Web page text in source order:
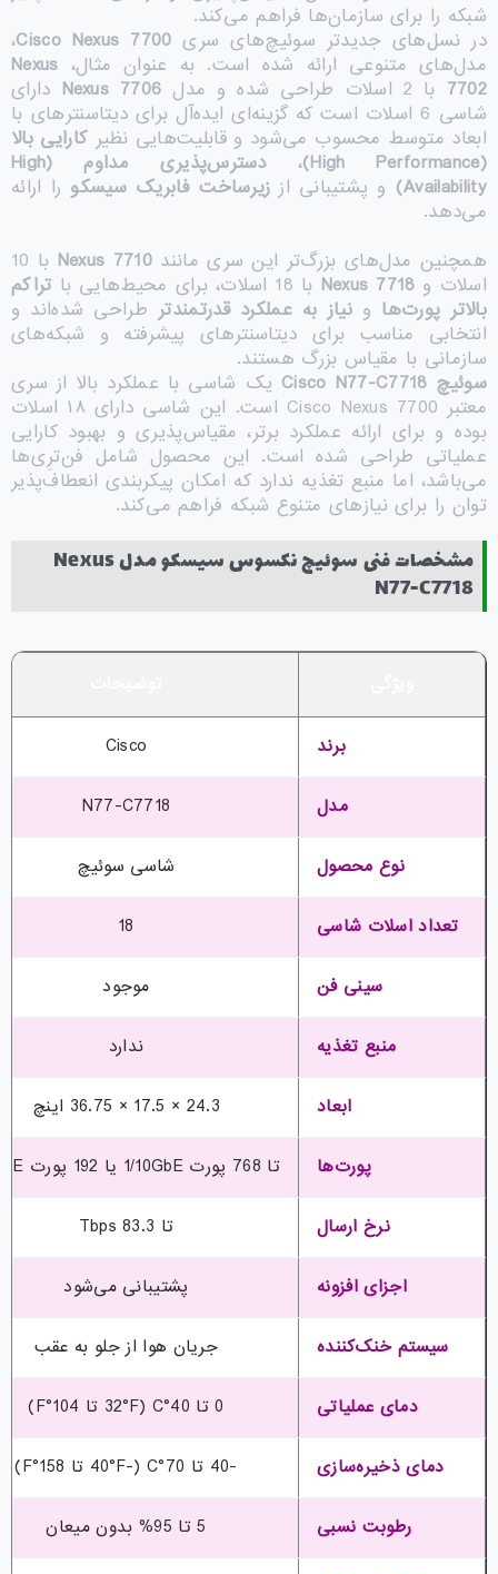
شبکه را برای سازمان‌ها فراهم می‌کند.
در نسل‌های جدیدتر سوئیچ‌های سری Cisco Nexus 7700،
مدل‌های متنوعی ارائه شده است. به عنوان مثال، Nexus
7702 با 2 اسلات طراحی شده و مدل Nexus 7706 دارای
شاسی 6 اسلات است که گزینه‌ای ایده‌آل برای دیتاسنترهای با
ابعاد متوسط محسوب می‌شود و قابلیت‌هایی نظیر کارایی بالا
(High Performance)
،دسترس‌پذیری مداوم
(High
Availability)
و پشتیبانی از زیرساخت فابریک سیسکو را ارائه
می‌دهد.
همچنین مدل‌های بزرگ‌تر این سری مانند Nexus 7710
با 10
اسلات و Nexus 7718 با 18 اسلات، برای محیط‌هایی با
تراکم
بالاتر پورت‌ها ونیاز به عملکرد قدرتمندتر طراحی شده‌اند و
انتخابی مناسب برای دیتاسنترهای پیشرفته و شبکه‌های
سازمانی با مقیاس بزرگ هستند.
سوئیچ Cisco N77-C7718
یک شاسی با عملکرد بالا از سری
معتبر Cisco Nexus 7700 است. این شاسی دارای ۱۸ اسلات
بوده و برای ارائه عملکرد برتر، مقیاس‌پذیری و بهبود کارایی
عملیاتی طراحی شده است. این محصول شامل فن‌ترِی‌ها
می‌باشد، اما منبع تغذیه ندارد که امکان پیکربندی انعطاف‌پذیر
توان را برای نیازهای متنوع شبکه فراهم می‌کند.
مشخصات فنی سوئیچ نکسوس سیسکو مدل Nexus
N77-C7718
برند Cisco
مدل N77-C7718
نوع محصول شاسی سوئیچ
تعداد اسلات شاسی 18
سینی فن موجود
منبع تغذیه ندارد
ابعاد 24.3 × 17.5 × 36.75 اینچ
پورت‌ها تا 768 پورت 1/10GbE یا 192 پورت 40GbE
نرخ ارسال تا 83.3 Tbps
اجزای افزونه پشتیبانی می‌شود
سیستم خنک‌کننده جریان هوا از جلو به عقب
دمای عملیاتی 0 تا 40°C (32°F تا 104°F)
دمای ذخیره‌سازی -40 تا 70°C (-40°F تا 158°F)
رطوبت نسبی 5 تا 95% بدون میعان